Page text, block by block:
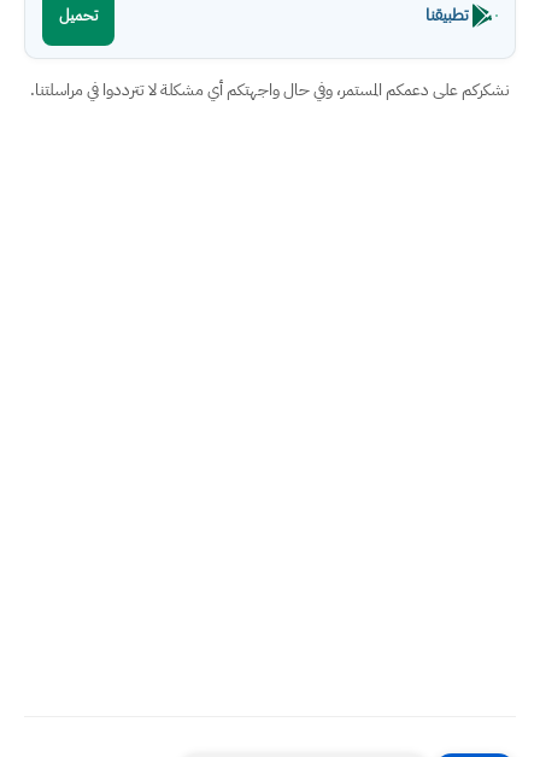
تطبيقنا تحميل
نشكركم على دعمكم المستمر، وفي حال واجهتكم أي مشكلة لا تترددوا في مراسلتنا.